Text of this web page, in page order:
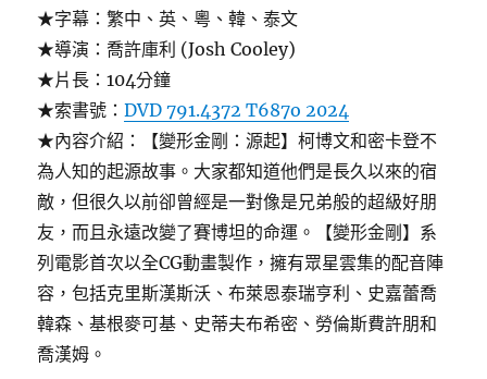
★字幕：繁中、英、粵、韓、泰文
★導演：喬許庫利 (Josh Cooley)
★片長：104分鐘
★索書號：DVD 791.4372 T687o 2024
★內容介紹：【變形金剛：源起】柯博文和密卡登不
為人知的起源故事。大家都知道他們是長久以來的宿
敵，但很久以前卻曾經是一對像是兄弟般的超級好朋
友，而且永遠改變了賽博坦的命運。【變形金剛】系
列電影首次以全CG動畫製作，擁有眾星雲集的配音陣
容，包括克里斯漢斯沃、布萊恩泰瑞亨利、史嘉蕾喬
韓森、基根麥可基、史蒂夫布希密、勞倫斯費許朋和
喬漢姆。